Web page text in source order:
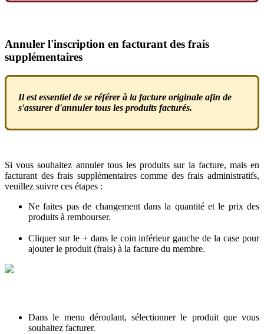
Annuler l'inscription en facturant des frais
supplémentaires
Il est essentiel de se référer à la facture originale afin de
s'assurer d'annuler tous les produits facturés.
Si vous souhaitez annuler tous les produits sur la facture, mais en
facturant des frais supplémentaires comme des frais administratifs,
veuillez suivre ces étapes :
Ne faites pas de changement dans la quantité et le prix des
produits à rembourser.
Cliquer sur le + dans le coin inférieur gauche de la case pour
ajouter le produit (frais) à la facture du membre.
Dans le menu déroulant, sélectionner le produit que vous
souhaitez facturer.